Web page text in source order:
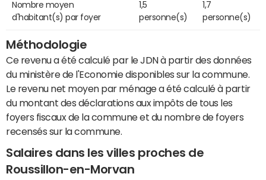
Nombre moyen
d'habitant(s) par foyer
1,5
personne(s)
1,7
personne(s)
Méthodologie
Ce revenu a été calculé par le JDN à partir des données
du ministère de l'Economie disponibles sur la commune.
Le revenu net moyen par ménage a été calculé à partir
du montant des déclarations aux impôts de tous les
foyers fiscaux de la commune et du nombre de foyers
recensés sur la commune.
Salaires dans les villes proches de
Roussillon-en-Morvan